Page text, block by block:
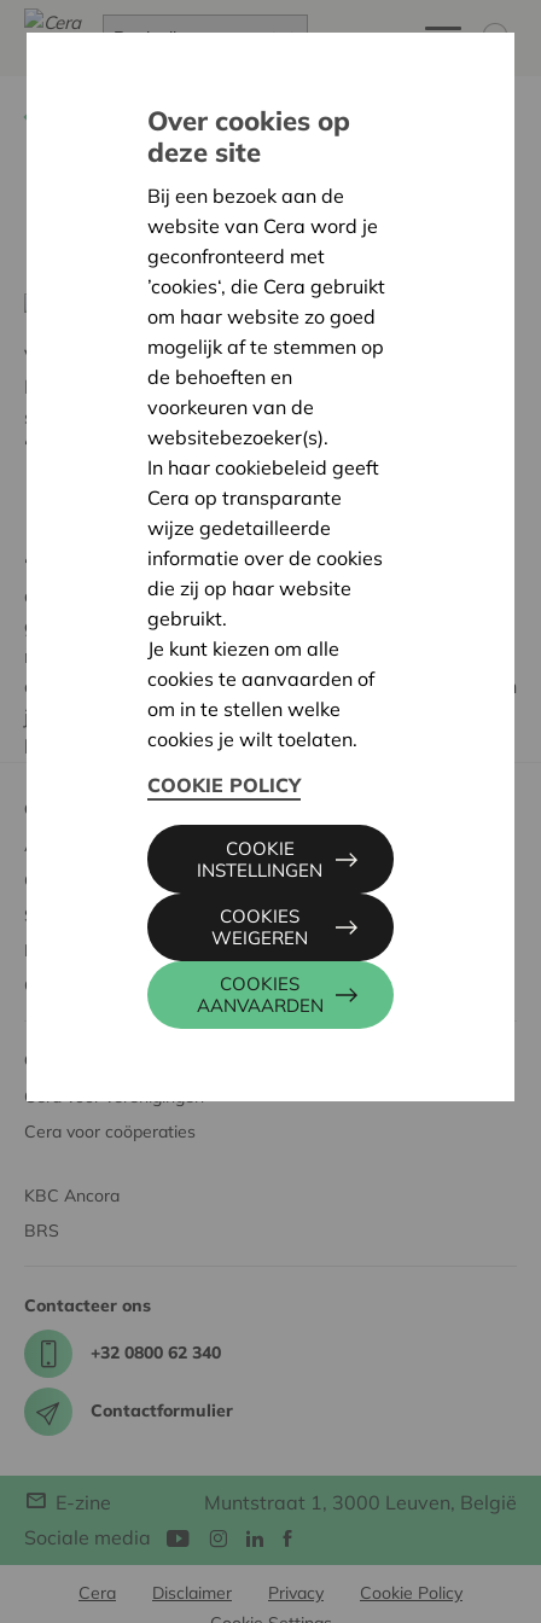
Getuigenissen van RAR-leden
Maak kennis met Isabel
Vennoot sinds haar geboorte
Lid van de Regionale Adviesraad van Oost-België
sinds 2016
“Dankzij de RAR voel ik me nuttig voor mijn regio!”
“Ik waardeer enorm de efficiëntie waarmee we de
dossiers behandelen. We nemen de dossiers vooraf
goed door en toetsen ze aan de criteria van onze
maatschappelijke projectwerking. Het is fantastisch
om het resultaat van onze steun te zien. Hou jij ook van
jouw regio en wil je het nuttige aan het aangename
koppelen? Kom erbij!”
Over Cera
Aandelen kopen
Genieten van voordelen
Steun aan de samenleving
Meebeslissen
Over Cera
Cera voor
Cera voor verenigingen
Cera voor coöperaties
KBC Ancora
BRS
Contacteer ons
+32 0800 62 340
Contactformulier
E-zine
Muntstraat 1, 3000 Leuven, België
Sociale media
Cera Disclaimer Privacy
Cookie Policy
Over cookies op
deze site
Bij een bezoek aan de
website van Cera word je
geconfronteerd met
’cookies‘, die Cera gebruikt
om haar website zo goed
mogelijk af te stemmen op
de behoeften en
voorkeuren van de
websitebezoeker(s).
In haar cookiebeleid geeft
Cera op transparante
wijze gedetailleerde
informatie over de cookies
die zij op haar website
gebruikt.
Je kunt kiezen om alle
cookies te aanvaarden of
om in te stellen welke
cookies je wilt toelaten.
COOKIE POLICY
COOKIES
AANVAARDEN
COOKIES
WEIGEREN
COOKIE
INSTELLINGEN